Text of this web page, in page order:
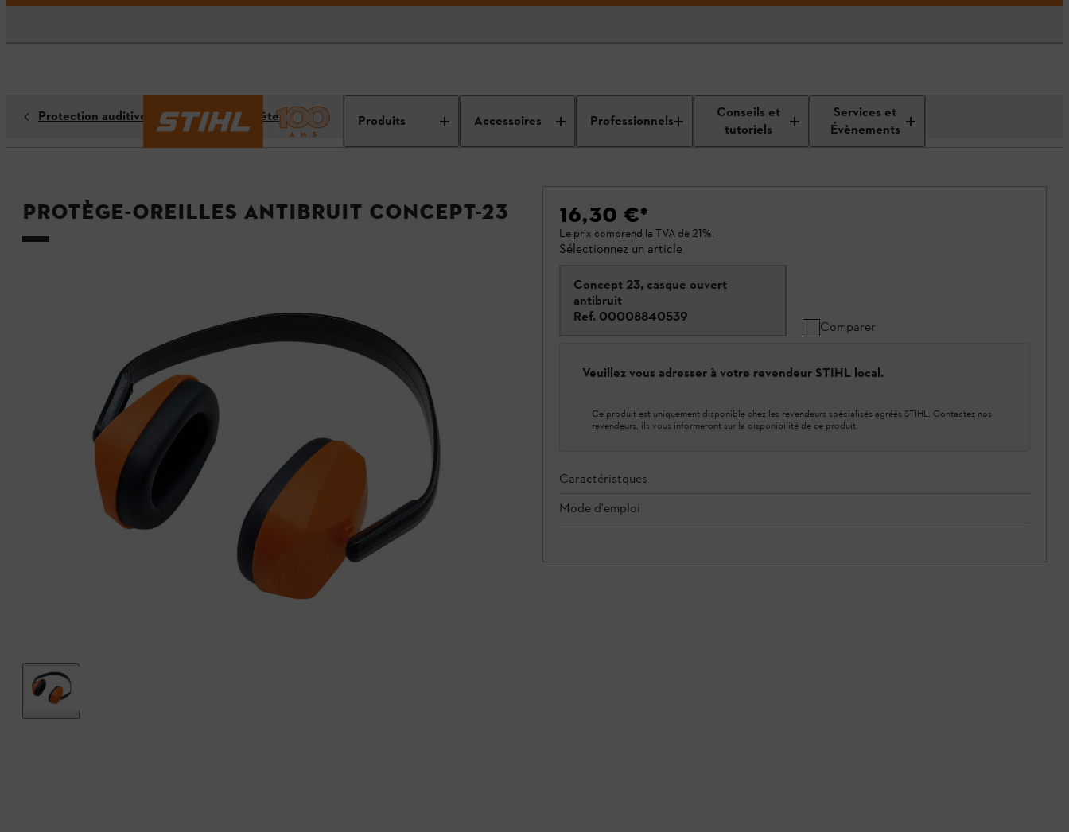
Produits Accessoires Professionnels
Conseils et
tutoriels
Services et
Évènements
Protection auditive, du visage et de la tête
Protège-oreilles antibruit CONCEPT-23 16,30 €*
Le prix comprend la TVA de 21%.
Sélectionnez un article
Concept 23, casque ouvert
antibruit
Ref. 00008840539
Comparer
Veuillez vous adresser à votre revendeur STIHL local.
Ce produit est uniquement disponible chez les revendeurs spécialisés agréés STIHL. Contactez nos
revendeurs, ils vous informeront sur la disponibilité de ce produit.
Caractéristques
Mode d'emploi